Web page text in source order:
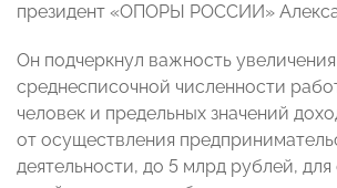
президент «ОПОРЫ РОССИИ»
Он подчеркнул важность увеличения
среднесписочной численности
человек и предельных значений
от осуществления
деятельности, до 5 млрд рублей, для